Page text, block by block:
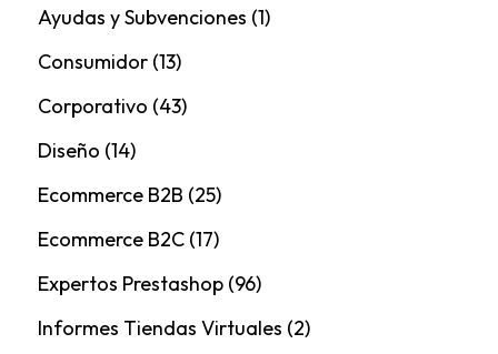
Ayudas y Subvenciones (1)
Consumidor(13)
Corporativo (43)
Diseño (14)
Ecommerce B2B (25)
Ecommerce B2C(17)
Expertos Prestashop(96)
Informes Tiendas Virtuales (2)